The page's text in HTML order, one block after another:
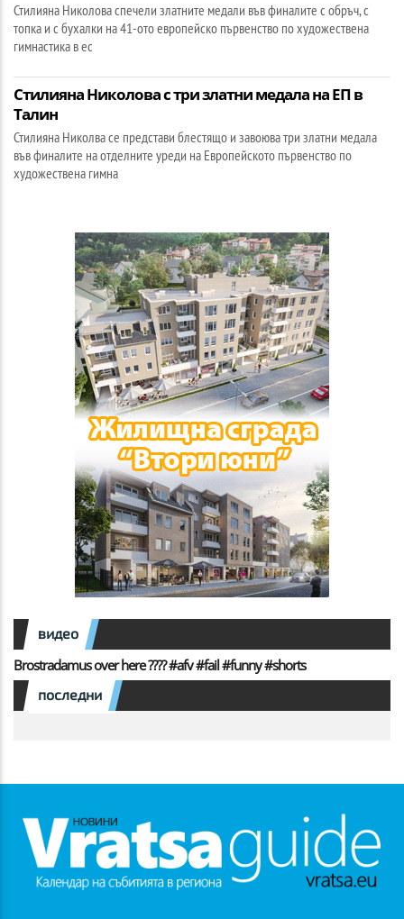
Стилияна Николова спечели златните медали във финалите с обръч, с
топка и с бухалки на 41-ото европейско първенство по художествена
гимнастика в ес
Стилияна Николова с три златни медала на ЕП в
Талин
Стилияна Николва се представи блестящо и завоюва три златни медала
във финалите на отделните уреди на Европейското първенство по
художествена гимна
видео
Brostradamus over here ???? #afv #fail #funny #shorts
последни